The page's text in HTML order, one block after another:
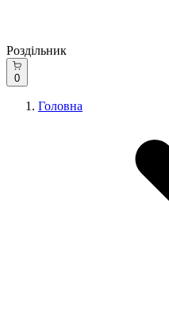
Роздільник
0
Головна